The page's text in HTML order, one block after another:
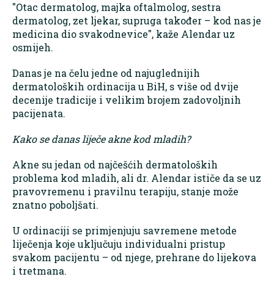
"Otac dermatolog, majka oftalmolog, sestra
dermatolog, zet ljekar, supruga također – kod nas je
medicina dio svakodnevice", kaže Alendar uz
osmijeh.
Danas je na čelu jedne od najuglednijih
dermatoloških ordinacija u BiH, s više od dvije
decenije tradicije i velikim brojem zadovoljnih
pacijenata.
Kako se danas liječe akne kod mladih?
Akne su jedan od najčešćih dermatoloških
problema kod mladih, ali dr. Alendar ističe da se uz
pravovremenu i pravilnu terapiju, stanje može
znatno poboljšati.
U ordinaciji se primjenjuju savremene metode
liječenja koje uključuju individualni pristup
svakom pacijentu – od njege, prehrane do lijekova
i tretmana.